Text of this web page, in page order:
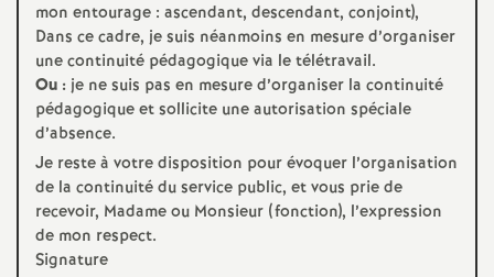
mon entourage : ascendant, descendant, conjoint),
Dans ce cadre, je suis néanmoins en mesure d’organiser
une continuité pédagogique via le télétravail.
Ou :je ne suis pas en mesure d’organiser la continuité
pédagogique et sollicite une autorisation spéciale
d’absence.
Je reste à votre disposition pour évoquer l’organisation
de la continuité du service public, et vous prie de
recevoir, Madame ou Monsieur (fonction), l’expression
de mon respect.
Signature